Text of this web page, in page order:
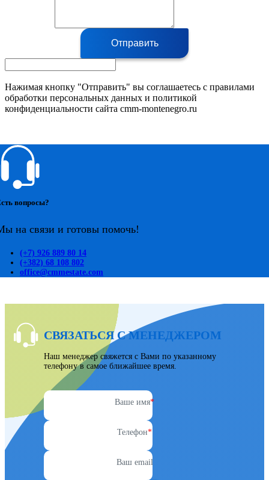
Отправить
Нажимая кнопку "Отправить" вы соглашаетесь с правилами
обработки персональных данных и политикой
конфиденциальности сайта cmm-montenegro.ru
вопросы?
на связи и готовы помочь!
(+7) 926 889 80 14
(+382) 68 108 802
office@cmmestate.com
СВЯЗАТЬСЯ С МЕНЕДЖЕРОМ
Наш менеджер свяжется с Вами по указанному
телефону в самое ближайшее время.
Ваше имя*
Телефон*
Ваш email